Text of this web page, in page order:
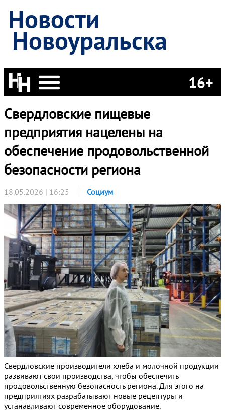
Новости
Новоуральска
16+
Свердловские пищевые
предприятия нацелены на
обеспечение продовольственной
безопасности региона
18.05.2026 | 16:25 Социум
Свердловские производители хлеба и молочной продукции
развивают свои производства, чтобы обеспечить
продовольственную безопасность региона. Для этого на
предприятиях разрабатывают новые рецептуры и
устанавливают современное оборудование.